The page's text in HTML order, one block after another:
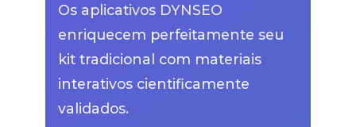
Os aplicativos DYNSEO
enriquecem perfeitamente seu
kit tradicional com materiais
interativos cientificamente
validados.